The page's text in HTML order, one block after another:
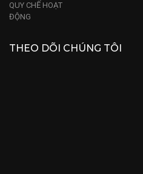
QUY CHẾ HOẠT
ĐỘNG
THEO DÕI CHÚNG TÔI